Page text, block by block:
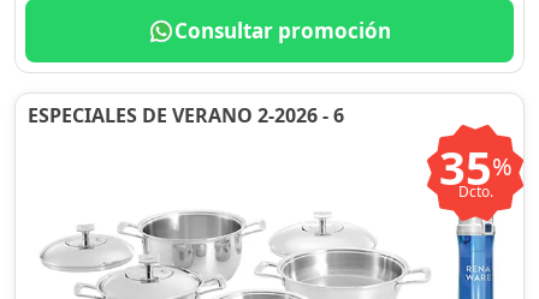
Consultar promoción
ESPECIALES DE VERANO 2-2026 - 6
35%
Dcto.